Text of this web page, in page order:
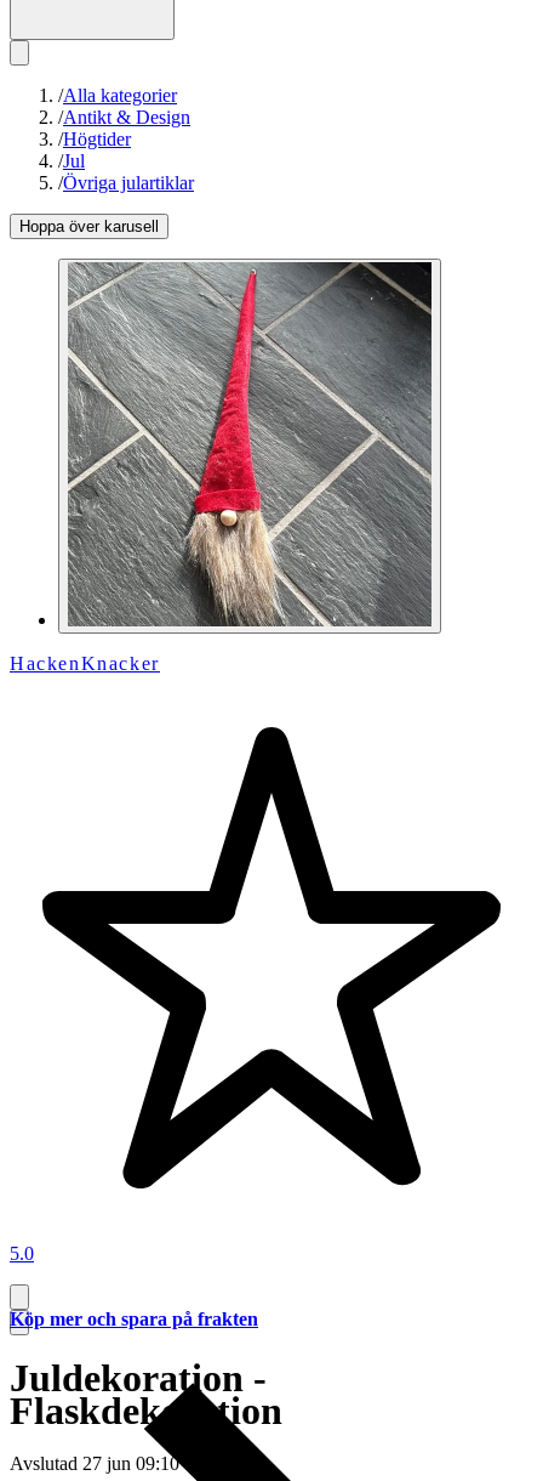
/Alla kategorier
/Antikt & Design
/Högtider
/Jul
/Övriga julartiklar
Hoppa över karusell
HackenKnacker
5.0
Juldekoration -
Flaskdekoration
Avslutad 27 jun 09:10
Köp mer och spara på frakten